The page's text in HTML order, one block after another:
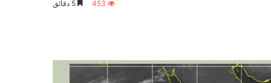
453
يعلن استهداف تحشيدات عسكرية في
منذ 7 ساعات
متوسط
أسعار